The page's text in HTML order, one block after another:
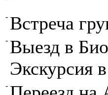
- Встреча
- Выезд в
Экскурсия
-